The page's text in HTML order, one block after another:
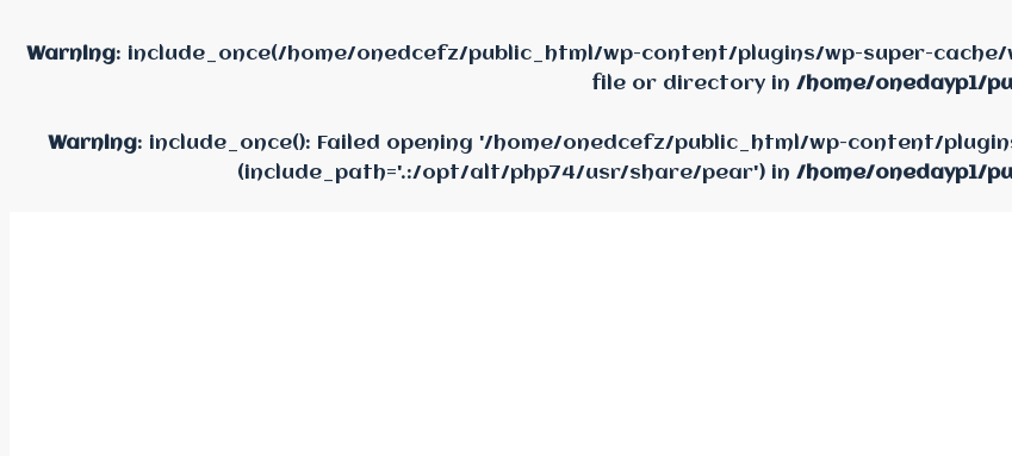
Warning: include_once(/home/onedcefz/public_html/wp-content/plugins/wp-super-cache/
file or directory in /home/onedayp1/
Warning: include_once(): Failed opening '/home/onedcefz/public_html/wp-content/
(include_path='.:/opt/alt/php74/usr/share/pear') in /home/onedayp1/